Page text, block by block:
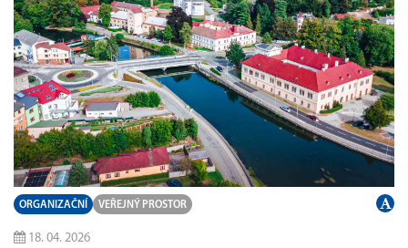
ORGANIZAČNÍ VEŘEJNÝ PROSTOR
18. 04. 2026